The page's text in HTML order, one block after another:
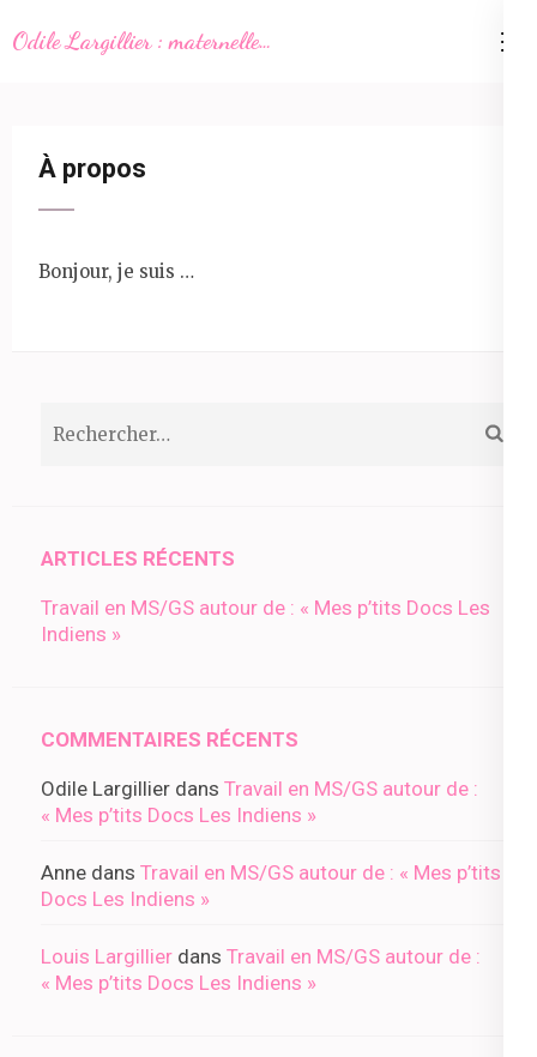
au
Entrée)
Odile Largillier : maternelle…
À propos
Bonjour, je suis …
ARTICLES RÉCENTS
Travail en MS/GS autour de : « Mes p’tits Docs Les
Indiens »
COMMENTAIRES RÉCENTS
Odile Largillier dans Travail en MS/GS autour de :
« Mes p’tits Docs Les Indiens »
Anne dans Travail en MS/GS autour de : « Mes p’tits
Docs Les Indiens »
Louis Largillier dans Travail en MS/GS autour de :
« Mes p’tits Docs Les Indiens »